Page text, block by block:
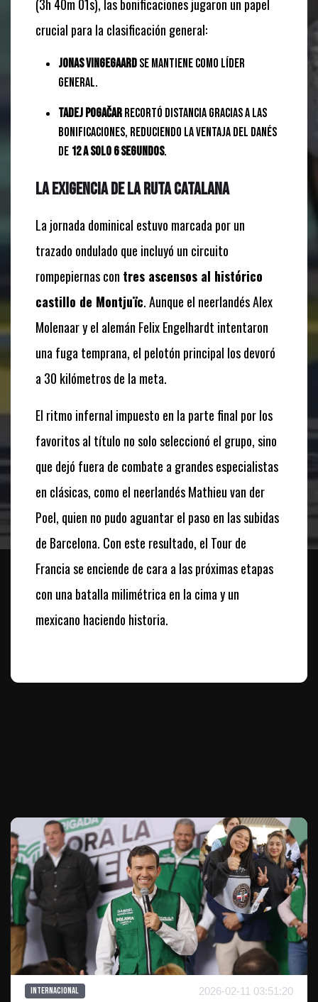
(3h 40m 01s), las bonificaciones jugaron un papel
crucial para la clasificación general:
Jonas Vingegaardse mantiene como líder
general.
Tadej Pogačarrecortó distancia gracias a las
bonificaciones, reduciendo la ventaja del danés
de 12 a solo 6 segundos.
La exigencia de la ruta catalana
La jornada dominical estuvo marcada por un
trazado ondulado que incluyó un circuito
rompepiernas con tres ascensos al histórico
castillo de Montjuïc. Aunque el neerlandés Alex
Molenaar y el alemán Felix Engelhardt intentaron
una fuga temprana, el pelotón principal los devoró
a 30 kilómetros de la meta.
El ritmo infernal impuesto en la parte final por los
favoritos al título no solo seleccionó el grupo, sino
que dejó fuera de combate a grandes especialistas
en clásicas, como el neerlandés Mathieu van der
Poel, quien no pudo aguantar el paso en las subidas
de Barcelona. Con este resultado, el Tour de
Francia se enciende de cara a las próximas etapas
con una batalla milimétrica en la cima y un
mexicano haciendo historia.
Internacional 2026-02-11 03:51:20